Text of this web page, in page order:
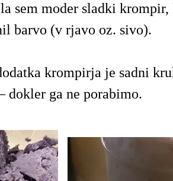
sem moder sladki
barvo (v rjavo oz. sivo).
krompirja je sadni
dokler ga ne porabimo.